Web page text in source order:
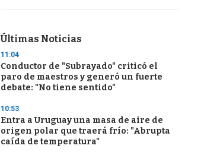
Últimas Noticias
11:04
Conductor de "Subrayado" criticó el
paro de maestros y generó un fuerte
debate: "No tiene sentido"
10:53
Entra a Uruguay una masa de aire de
origen polar que traerá frío: "Abrupta
caída de temperatura"